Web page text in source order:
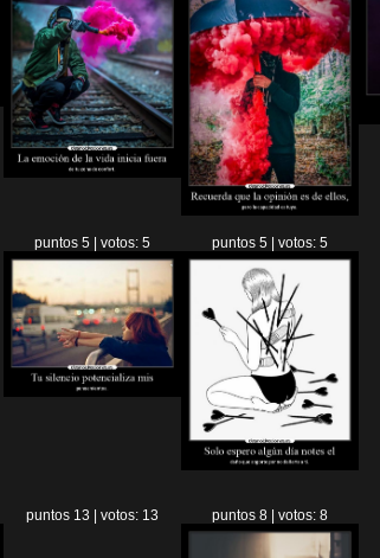
puntos 5 | votos: 5 puntos 5 | votos: 5
puntos 13 | votos: 13 puntos 8 | votos: 8